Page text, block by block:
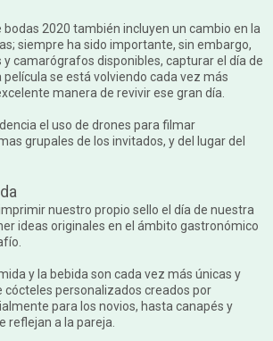
bodas 2020 también incluyen un cambio en la
siempre ha sido importante, sin embargo,
y camarógrafos disponibles, capturar el día de
se está volviendo cada vez más
manera de revivir ese gran día.
el uso de drones para filmar
grupales de los invitados, y del lugar del
nuestro propio sello el día de nuestra
ideas originales en el ámbito gastronómico
y la bebida son cada vez más únicas y
cócteles personalizados creados por
para los novios, hasta canapés y
reflejan a la pareja.